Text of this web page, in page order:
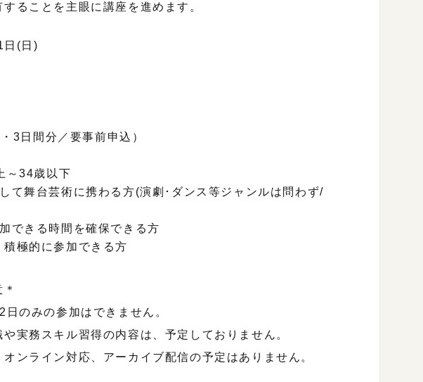
ることを主眼に講座を進めます。
日(日)
日間分／要事前申込）
～34歳以下
芸術に携わる方(演劇･ダンス等ジャンルは問わず/
る時間を確保できる方
に参加できる方
のみの参加はできません。
実務スキル習得の内容は、予定しておりません。
ンライン対応、アーカイブ配信の予定はありません。